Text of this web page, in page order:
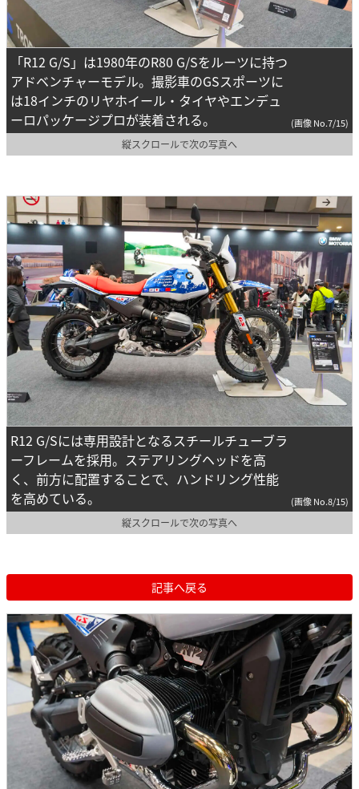
「R12 G/S」は1980年のR80 G/Sをルーツに持つ
アドベンチャーモデル。撮影車のGSスポーツに
は18インチのリヤホイール・タイヤやエンデュ
ーロパッケージプロが装着される。
(画像 No.7/15)
縦スクロールで次の写真へ
R12 G/Sには専用設計となるスチールチューブラ
ーフレームを採用。ステアリングヘッドを高
く、前方に配置することで、ハンドリング性能
を高めている。
(画像 No.8/15)
縦スクロールで次の写真へ
記事へ戻る